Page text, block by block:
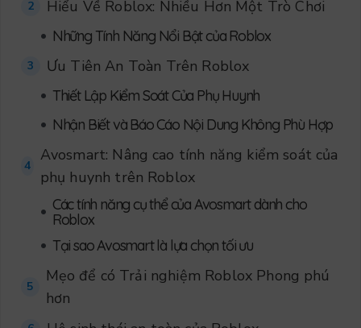
2 Hiểu Về Roblox: Nhiều Hơn Một Trò Chơi
• Những Tính Năng Nổi Bật của Roblox
3 Ưu Tiên An Toàn Trên Roblox
• Thiết Lập Kiểm Soát Của Phụ Huynh
• Nhận Biết và Báo Cáo Nội Dung Không Phù Hợp
4
Avosmart: Nâng cao tính năng kiểm soát của
phụ huynh trên Roblox
• Các tính năng cụ thể của Avosmart dành cho
Roblox
• Tại sao Avosmart là lựa chọn tối ưu
5
Mẹo để có Trải nghiệm Roblox Phong phú
hơn